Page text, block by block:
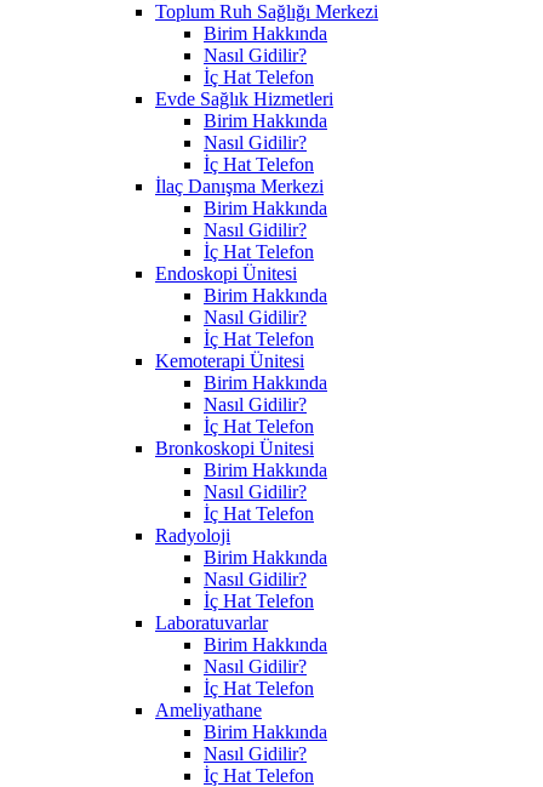
Toplum Ruh Sağlığı Merkezi
Birim Hakkında
Nasıl Gidilir?
İç Hat Telefon
Evde Sağlık Hizmetleri
Birim Hakkında
Nasıl Gidilir?
İç Hat Telefon
İlaç Danışma Merkezi
Birim Hakkında
Nasıl Gidilir?
İç Hat Telefon
Endoskopi Ünitesi
Birim Hakkında
Nasıl Gidilir?
İç Hat Telefon
Kemoterapi Ünitesi
Birim Hakkında
Nasıl Gidilir?
İç Hat Telefon
Bronkoskopi Ünitesi
Birim Hakkında
Nasıl Gidilir?
İç Hat Telefon
Radyoloji
Birim Hakkında
Nasıl Gidilir?
İç Hat Telefon
Laboratuvarlar
Birim Hakkında
Nasıl Gidilir?
İç Hat Telefon
Ameliyathane
Birim Hakkında
Nasıl Gidilir?
İç Hat Telefon